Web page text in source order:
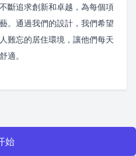
斷追求創新和卓越，為每個項
。通過我們的設計，我們希望
難忘的居住環境，讓他們每天
適。
始